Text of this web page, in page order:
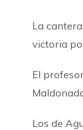
La
victoria
El
Los de